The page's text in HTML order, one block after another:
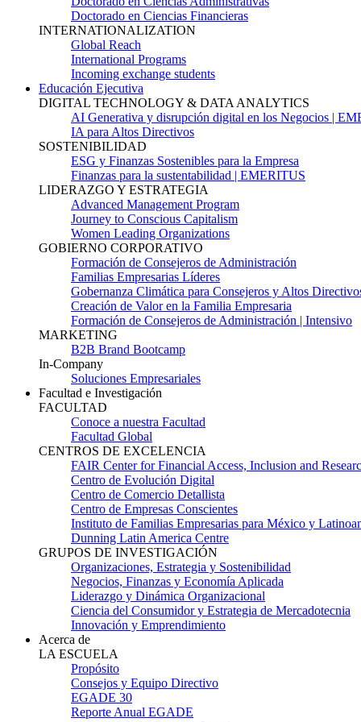
Doctorado en Ciencias Financieras
INTERNATIONALIZATION
Global Reach
International Programs
Incoming exchange students
Educación Ejecutiva
DIGITAL TECHNOLOGY & DATA ANALYTICS
AI Generativa y disrupción digital en los Negocios |
IA para Altos Directivos
SOSTENIBILIDAD
ESG y Finanzas Sostenibles para la Empresa
Finanzas para la sustentabilidad | EMERITUS
LIDERAZGO Y ESTRATEGIA
Advanced Management Program
Journey to Conscious Capitalism
Women Leading Organizations
GOBIERNO CORPORATIVO
Formación de Consejeros de Administración
Familias Empresarias Líderes
Gobernanza Climática para Consejeros y Altos
Creación de Valor en la Familia Empresaria
Formación de Consejeros de Administración | Intensivo
MARKETING
B2B Brand Bootcamp
In-Company
Soluciones Empresariales
Facultad e Investigación
FACULTAD
Conoce a nuestra Facultad
Facultad Global
CENTROS DE EXCELENCIA
FAIR Center for Financial Access, Inclusion and
Centro de Evolución Digital
Centro de Comercio Detallista
Centro de Empresas Conscientes
Instituto de Familias Empresarias para México y
Dunning Latin America Centre
GRUPOS DE INVESTIGACIÓN
Organizaciones, Estrategia y Sostenibilidad
Negocios, Finanzas y Economía Aplicada
Liderazgo y Dinámica Organizacional
Ciencia del Consumidor y Estrategia de Mercadotecnia
Innovación y Emprendimiento
Acerca de
LA ESCUELA
Propósito
Consejos y Equipo Directivo
EGADE 30
Reporte Anual EGADE